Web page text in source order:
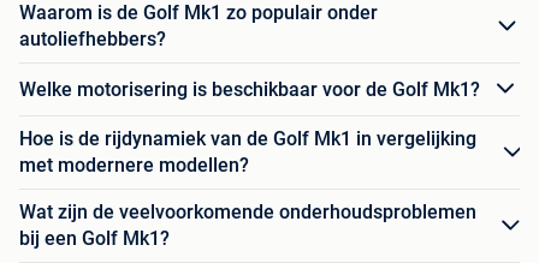
Waarom is de Golf Mk1 zo populair onder
autoliefhebbers?
Welke motorisering is beschikbaar voor de Golf Mk1?
Hoe is de rijdynamiek van de Golf Mk1 in vergelijking
met modernere modellen?
Wat zijn de veelvoorkomende onderhoudsproblemen
bij een Golf Mk1?